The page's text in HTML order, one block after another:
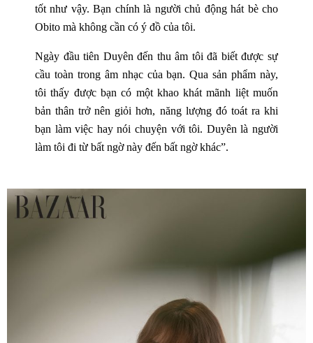
tốt như vậy. Bạn chính là người chủ động hát bè cho
Obito mà không cần có ý đồ của tôi.
Ngày đầu tiên Duyên đến thu âm tôi đã biết được sự
cầu toàn trong âm nhạc của bạn. Qua sản phẩm này,
tôi thấy được bạn có một khao khát mãnh liệt muốn
bản thân trở nên giỏi hơn, năng lượng đó toát ra khi
bạn làm việc hay nói chuyện với tôi. Duyên là người
làm tôi đi từ bất ngờ này đến bất ngờ khác”.